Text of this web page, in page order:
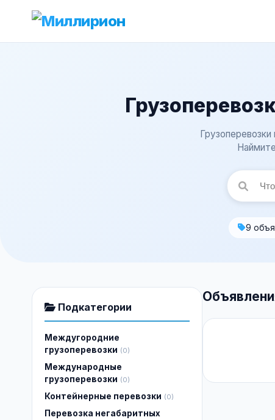
9
Подкатегории
Междугородние
грузоперевозки (0)
Международные
грузоперевозки (0)
Контейнерные перевозки (0)
Перевозка негабаритных